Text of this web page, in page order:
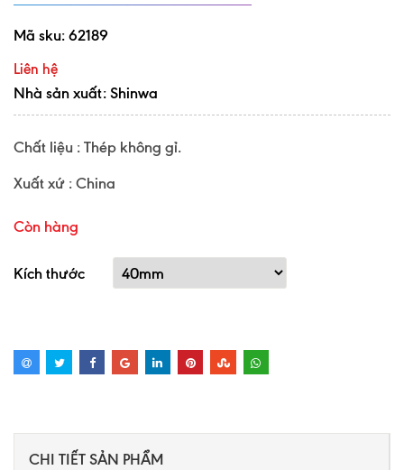
Mã sku: 62189
Liên hệ
Nhà sản xuất: Shinwa
Chất liệu : Thép không gỉ.
Xuất xứ : China
Còn hàng
Kích thước
CHI TIẾT SẢN PHẨM